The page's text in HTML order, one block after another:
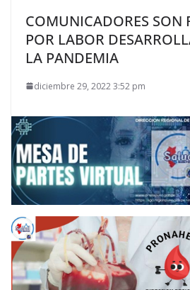
COMUNICADORES SON
POR LABOR
LA PANDEMIA
diciembre 29, 2022 3:52 pm